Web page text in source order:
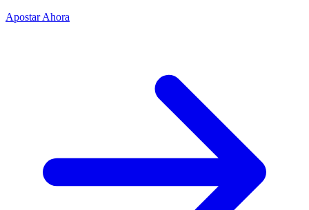
Apostar Ahora